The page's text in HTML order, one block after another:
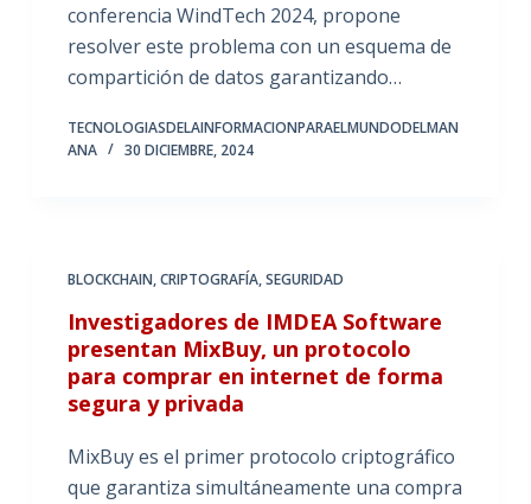
conferencia WindTech 2024, propone
resolver este problema con un esquema de
compartición de datos garantizando…
TECNOLOGIASDELAINFORMACIONPARAELMUNDODELMAN
ANA
30 DICIEMBRE, 2024
BLOCKCHAIN,CRIPTOGRAFÍA,SEGURIDAD
Investigadores de IMDEA Software
presentan MixBuy, un protocolo
para comprar en internet de forma
segura y privada
MixBuy es el primer protocolo criptográfico
que garantiza simultáneamente una compra